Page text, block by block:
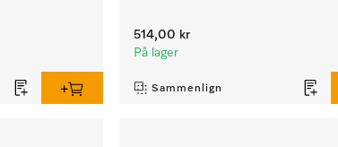
514,00 kr
På lager
Sammenlign